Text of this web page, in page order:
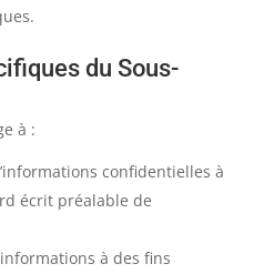
du Sous-
à :
confidentielles à
écrit préalable de
à des fins